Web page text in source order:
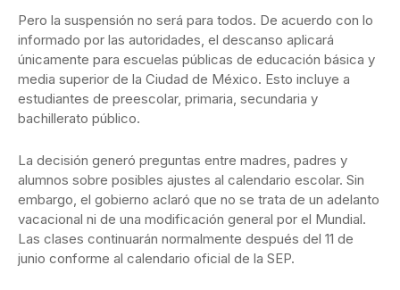
Pero la suspensión no será para todos. De acuerdo con lo
informado por las autoridades, el descanso aplicará
únicamente para escuelas públicas de educación básica y
media superior de la Ciudad de México. Esto incluye a
estudiantes de preescolar, primaria, secundaria y
bachillerato público.
La decisión generó preguntas entre madres, padres y
alumnos sobre posibles ajustes al calendario escolar. Sin
embargo, el gobierno aclaró que no se trata de un adelanto
vacacional ni de una modificación general por el Mundial.
Las clases continuarán normalmente después del 11 de
junio conforme al calendario oficial de la SEP.